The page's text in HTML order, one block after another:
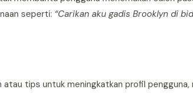
seperti: “Carikan aku gadis Brooklyn di
tips untuk meningkatkan profil pengguna,